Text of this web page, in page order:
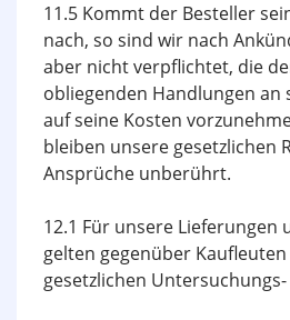
11.5 Kommt der Besteller
nach, so sind wir nach
aber nicht verpflichtet, die
obliegenden Handlungen an
auf seine Kosten
bleiben unsere gesetzlichen
Ansprüche unberührt.
12.1 Für unsere Lieferungen
gelten gegenüber
gesetzlichen